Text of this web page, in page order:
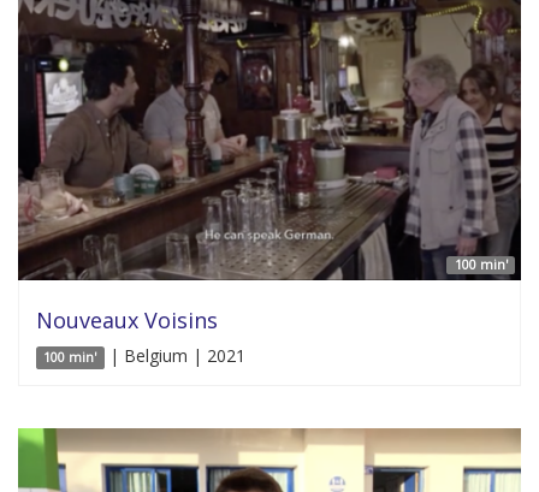
100 min'
Nouveaux Voisins
100 min' | Belgium | 2021